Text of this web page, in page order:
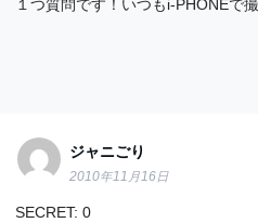
１つ質問です！いつもi-PHONEで
ジャニごり
2010年11月16日
SECRET: 0